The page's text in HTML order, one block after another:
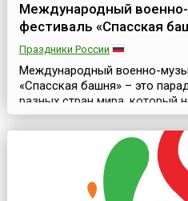
Международный
фестиваль «Спасская
Праздники России
Международный военно-
«Спасская башня» – это
разных стран мира, который
других известных Military
военных оркестров)
захватывающее дух
представление, где
музыкальные направления
народная и эстрадная